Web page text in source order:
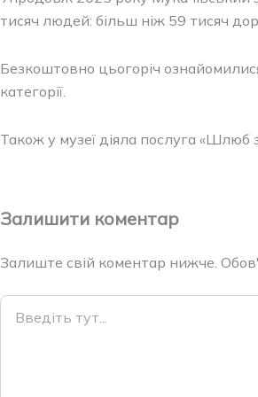
тисяч людей: більш ніж 59 тисяч
Безкоштовно цьогоріч
категорії.
Також у музеї діяла послуга
Залишити коментар
Залиште свій коментар нижче.
Введіть
тут...